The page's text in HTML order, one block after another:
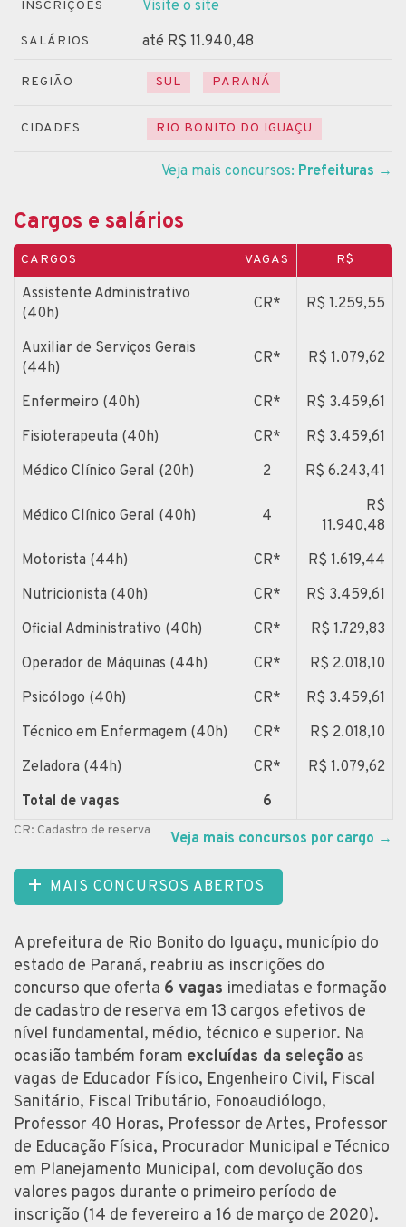
INSCRIÇÕES Visite o site
SALÁRIOS até R$ 11.940,48
REGIÃO SUL PARANÁ
CIDADES RIO BONITO DO IGUAÇU
Veja mais concursos: Prefeituras →
Cargos e salários
CARGOS VAGAS R$
Assistente Administrativo
(40h)
CR* R$ 1.259,55
Auxiliar de Serviços Gerais
(44h)
CR* R$ 1.079,62
Enfermeiro (40h) CR*
R$ 3.459,61
Fisioterapeuta (40h)
CR*
R$ 3.459,61
Médico Clínico Geral (20h)
2 R$ 6.243,41
Médico Clínico Geral (40h) 4
R$
11.940,48
Motorista (44h)
CR*
R$ 1.619,44
Nutricionista (40h)
CR*
R$ 3.459,61
Oficial Administrativo (40h)
CR*
R$ 1.729,83
Operador de Máquinas (44h)
CR*
R$ 2.018,10
Psicólogo (40h)
CR*
R$ 3.459,61
Técnico em Enfermagem (40h)
CR*
R$ 2.018,10
Zeladora (44h)
CR*
R$ 1.079,62
Total de vagas
6
CR: Cadastro de reserva Veja mais concursos por cargo →
MAIS CONCURSOS ABERTOS
A prefeitura de Rio Bonito do Iguaçu, município do
estado de Paraná, reabriu as inscrições do
concurso que oferta 6 vagas imediatas e formação
de cadastro de reserva em 13 cargos efetivos de
nível fundamental, médio, técnico e superior. Na
ocasião também foram excluídas da seleção as
vagas de Educador Físico, Engenheiro Civil, Fiscal
Sanitário, Fiscal Tributário, Fonoaudiólogo,
Professor 40 Horas, Professor de Artes, Professor
de Educação Física, Procurador Municipal e Técnico
em Planejamento Municipal, com devolução dos
valores pagos durante o primeiro período de
inscrição (14 de fevereiro a 16 de março de 2020).